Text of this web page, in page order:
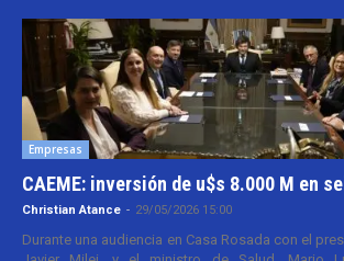
Empresas
CAEME: inversión de u$s 8.000 M en
Christian Atance - 29/05/2026 15:00
Durante una audiencia en Casa Rosada con el